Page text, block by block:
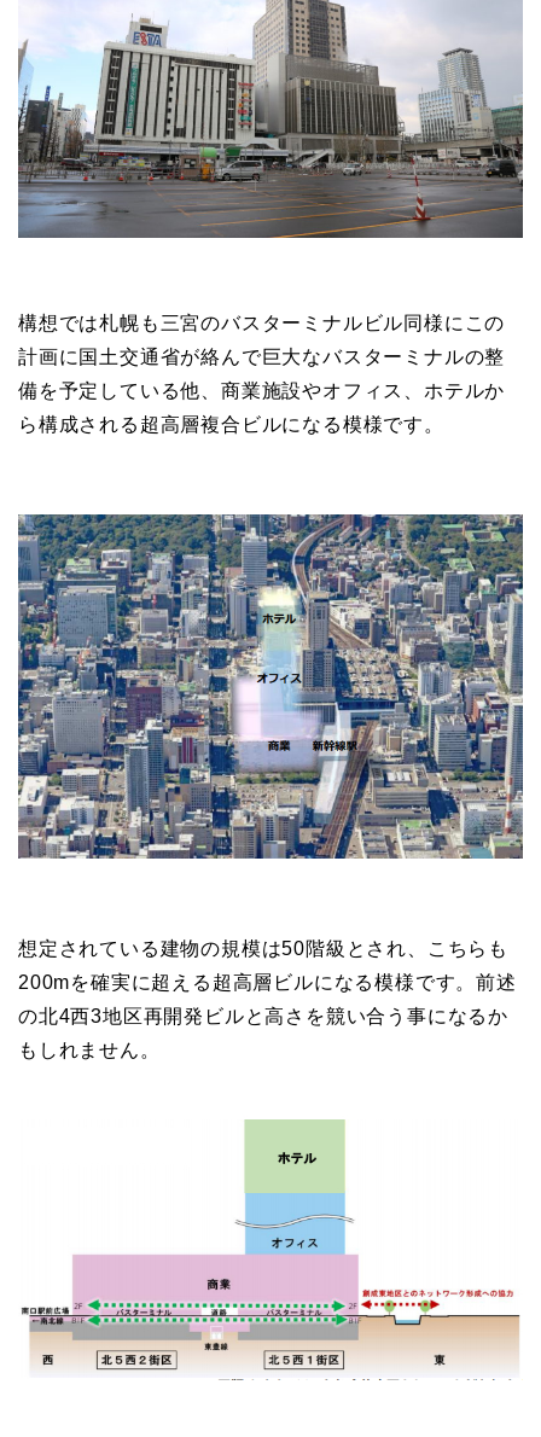
構想では札幌も三宮のバスターミナルビル同様にこの
計画に国土交通省が絡んで巨大なバスターミナルの整
備を予定している他、商業施設やオフィス、ホテルか
ら構成される超高層複合ビルになる模様です。
想定されている建物の規模は50階級とされ、こちらも
200mを確実に超える超高層ビルになる模様です。前述
の北4西3地区再開発ビルと高さを競い合う事になるか
もしれません。